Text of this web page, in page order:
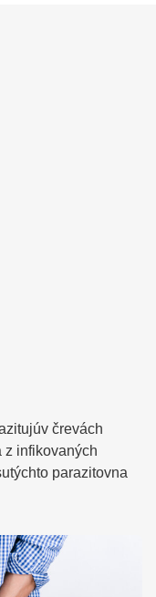
črevách
z infikovaných
parazitovna